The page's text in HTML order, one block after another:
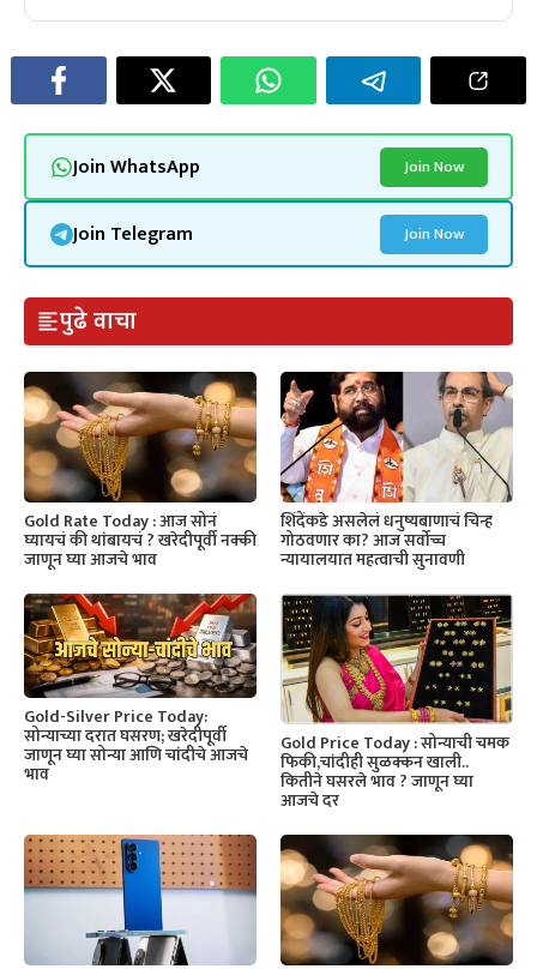
Join WhatsApp Join Now
Join Telegram Join Now
पुढे वाचा
Gold Rate Today : आज सोनं
घ्यायचं की थांबायचं ? खरेदीपूर्वी नक्की
जाणून घ्या आजचे भाव
शिंदेंकडे असलेलं धनुष्यबाणाचं चिन्ह
गोठवणार का? आज सर्वोच्च
न्यायालयात महत्वाची सुनावणी
Gold-Silver Price Today:
सोन्याच्या दरात घसरण; खरेदीपूर्वी
जाणून घ्या सोन्या आणि चांदीचे आजचे
भाव
Gold Price Today : सोन्याची चमक
फिकी,चांदीही सुळक्कन खाली..
कितीने घसरले भाव ? जाणून घ्या
आजचे दर